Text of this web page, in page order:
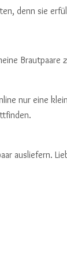
denn sie
nur eine
ausliefern.